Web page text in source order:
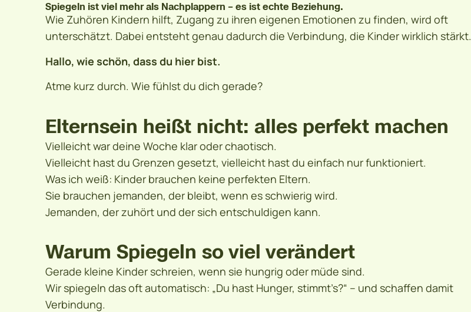
Spiegeln ist viel mehr als Nachplappern – es ist echte Beziehung.
Wie Zuhören Kindern hilft, Zugang zu ihren eigenen Emotionen zu finden, wird oft
unterschätzt. Dabei entsteht genau dadurch die Verbindung, die Kinder wirklich stärkt.
Hallo, wie schön, dass du hier bist.
Atme kurz durch. Wie fühlst du dich gerade?
Elternsein heißt nicht: alles perfekt machen
Vielleicht war deine Woche klar oder chaotisch.
Vielleicht hast du Grenzen gesetzt, vielleicht hast du einfach nur funktioniert.
Was ich weiß: Kinder brauchen keine perfekten Eltern.
Sie brauchen jemanden, der bleibt, wenn es schwierig wird.
Jemanden, der zuhört und der sich entschuldigen kann.
Warum Spiegeln so viel verändert
Gerade kleine Kinder schreien, wenn sie hungrig oder müde sind.
Wir spiegeln das oft automatisch: „Du hast Hunger, stimmt’s?“ – und schaffen damit
Verbindung.